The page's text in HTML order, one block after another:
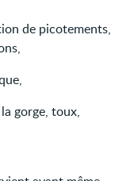
de picotements,
gorge, toux,